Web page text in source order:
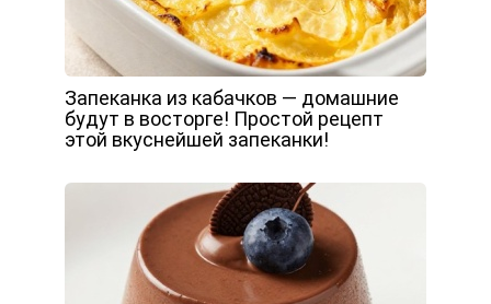
Запеканка из кабачков — домашние
будут в восторге! Простой рецепт
этой вкуснейшей запеканки!